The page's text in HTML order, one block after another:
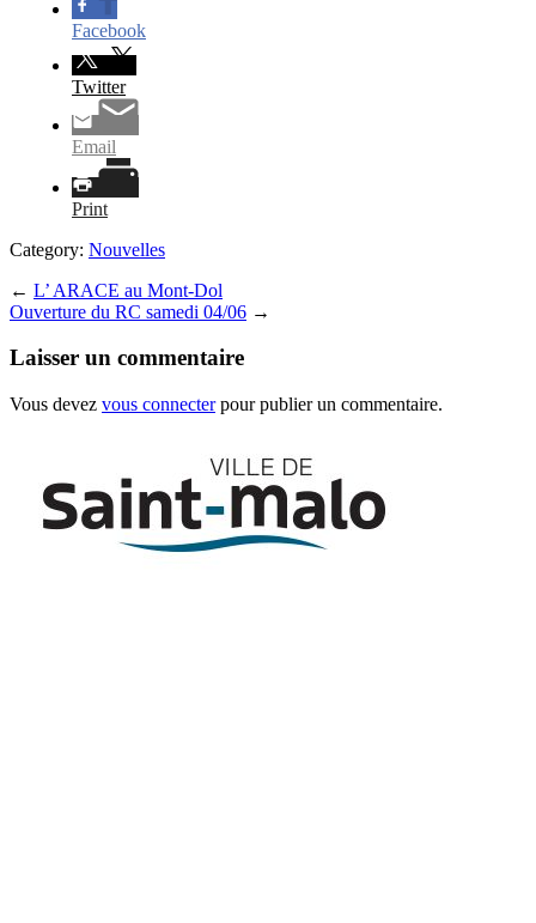
Facebook
Twitter
Email
Print
Category: Nouvelles
← L’ ARACE au Mont-Dol
Ouverture du RC samedi 04/06 →
Laisser un commentaire
Vous devez vous connecterpour publier un commentaire.